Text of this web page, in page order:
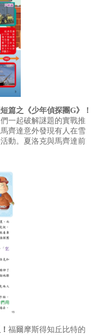
篇之《少年偵探團G》！
一起破解謎題的實戰推
齊達意外發現有人在雪
動。夏洛克與馬齊達前
福爾摩斯得知丘比特的